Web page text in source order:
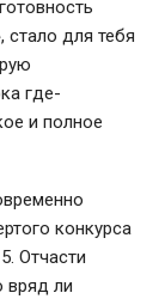
стало для тебя
где-
и полное
конкурса
Отчасти
вряд ли